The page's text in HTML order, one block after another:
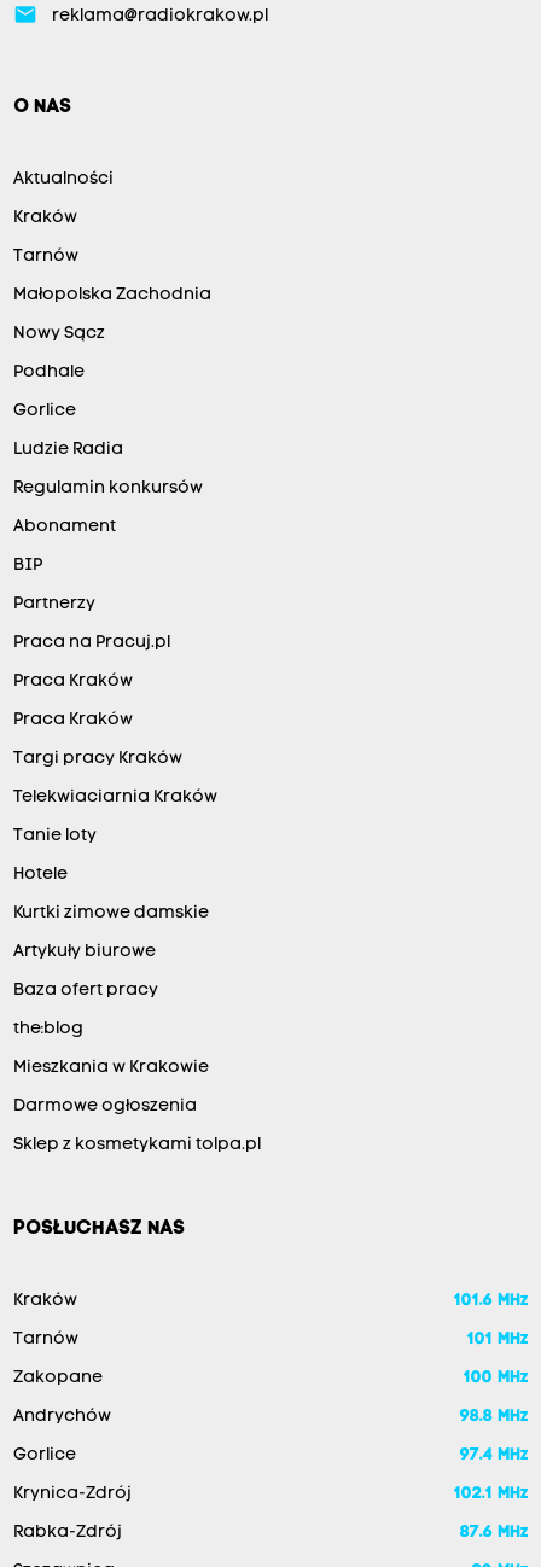
email reklama@radiokrakow.pl
O NAS
Aktualności
Kraków
Tarnów
Małopolska Zachodnia
Nowy Sącz
Podhale
Gorlice
Ludzie Radia
Regulamin konkursów
Abonament
BIP
Partnerzy
Praca na Pracuj.pl
Praca Kraków
Praca Kraków
Targi pracy Kraków
Telekwiaciarnia Kraków
Tanie loty
Hotele
Kurtki zimowe damskie
Artykuły biurowe
Baza ofert pracy
the:blog
Mieszkania w Krakowie
Darmowe ogłoszenia
Sklep z kosmetykami tolpa.pl
POSŁUCHASZ NAS
Kraków 101.6 MHz
Tarnów 101 MHz
Zakopane 100 MHz
Andrychów 98.8 MHz
Gorlice 97.4 MHz
Krynica-Zdrój 102.1 MHz
Rabka-Zdrój 87.6 MHz